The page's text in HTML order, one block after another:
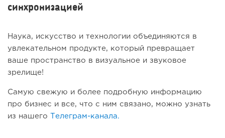
синхронизацией
Наука, искусство и технологии объединяются в
увлекательном продукте, который превращает
ваше пространство в визуальное и звуковое
зрелище!
Самую свежую и более подробную информацию
про бизнес и все, что с ним связано, можно узнать
из нашего Телеграм-канала.